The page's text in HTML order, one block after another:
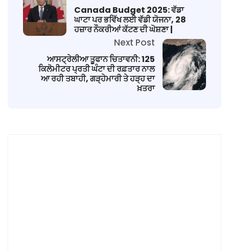
Canada Budget 2025: ਵੱਡਾ
ਘਾਟਾ ਪਰ ਭਵਿੱਖ ਲਈ ਵੱਡੀ ਯੋਜਨਾ, 28
ਹਜ਼ਾਰ ਨੌਕਰੀਆਂ ਕੱਟਣ ਦੀ ਘੋਸ਼ਣਾ |
Next Post
ਆਸਟ੍ਰੇਲੀਆ ਤੂਫਾਨ ਚਿਤਾਵਨੀ: 125
ਕਿਲੋਮੀਟਰ ਪ੍ਰਤੀ ਘੰਟਾ ਦੀ ਰਫ਼ਤਾਰ ਨਾਲ
ਆ ਰਹੀ ਤਬਾਹੀ, ਗੜ੍ਹੇਮਾਰੀ ਤੇ ਹੜ੍ਹ ਦਾ
ਖ਼ਤਰਾ